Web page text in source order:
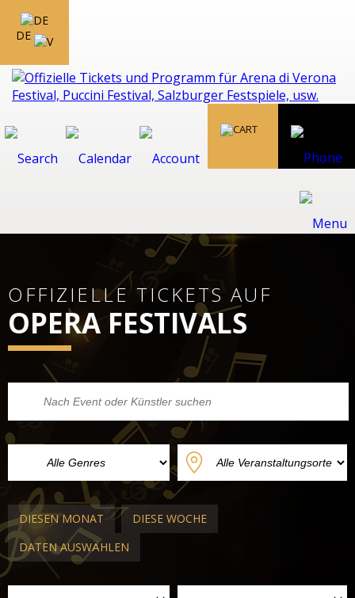
DE
OFFIZIELLE TICKETS AUF
OPERA FESTIVALS
DIESEN MONAT
DIESE WOCHE
DATEN AUSWÄHLEN